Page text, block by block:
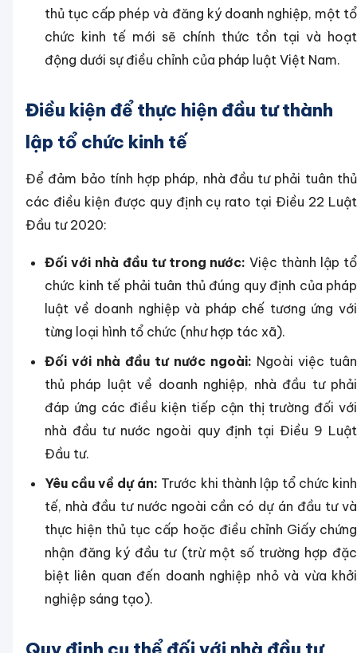
thủ tục cấp phép và đăng ký doanh nghiệp, một tổ
chức kinh tế mới sẽ chính thức tồn tại và hoạt
động dưới sự điều chỉnh của pháp luật Việt Nam.
Điều kiện để thực hiện đầu tư thành
lập tổ chức kinh tế
Để đảm bảo tính hợp pháp, nhà đầu tư phải tuân thủ
các điều kiện được quy định cụ rato tại Điều 22 Luật
Đầu tư 2020:
Đối với nhà đầu tư trong nước: Việc thành lập tổ
chức kinh tế phải tuân thủ đúng quy định của pháp
luật về doanh nghiệp và pháp chế tương ứng với
từng loại hình tổ chức (như hợp tác xã).
Đối với nhà đầu tư nước ngoài: Ngoài việc tuân
thủ pháp luật về doanh nghiệp, nhà đầu tư phải
đáp ứng các điều kiện tiếp cận thị trường đối với
nhà đầu tư nước ngoài quy định tại Điều 9 Luật
Đầu tư.
Yêu cầu về dự án: Trước khi thành lập tổ chức kinh
tế, nhà đầu tư nước ngoài cần có dự án đầu tư và
thực hiện thủ tục cấp hoặc điều chỉnh Giấy chứng
nhận đăng ký đầu tư (trừ một số trường hợp đặc
biệt liên quan đến doanh nghiệp nhỏ và vừa khởi
nghiệp sáng tạo).